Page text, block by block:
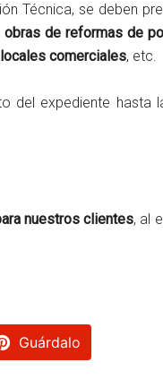
Técnica, se deben
de reformas de
comerciales, etc.
del expediente hasta
nuestros clientes, al
Guárdalo